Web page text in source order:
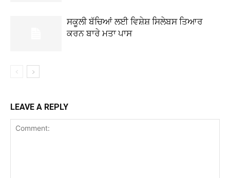
ਸਕੂਲੀ ਬੱਚਿਆਂ ਲਈ ਵਿਸ਼ੇਸ਼ ਸਿਲੇਬਸ ਤਿਆਰ
ਕਰਨ ਬਾਰੇ ਮਤਾ ਪਾਸ
LEAVE A REPLY